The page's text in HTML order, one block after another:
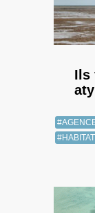
Ils